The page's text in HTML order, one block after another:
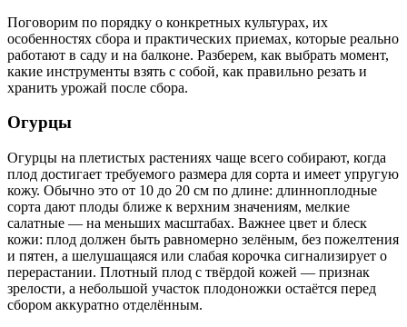
Поговорим по порядку о конкретных культурах, их
особенностях сбора и практических приемах, которые реально
работают в саду и на балконе. Разберем, как выбрать момент,
какие инструменты взять с собой, как правильно резать и
хранить урожай после сбора.
Огурцы
Огурцы на плетистых растениях чаще всего собирают, когда
плод достигает требуемого размера для сорта и имеет упругую
кожу. Обычно это от 10 до 20 см по длине: длинноплодные
сорта дают плоды ближе к верхним значениям, мелкие
салатные — на меньших масштабах. Важнее цвет и блеск
кожи: плод должен быть равномерно зелёным, без пожелтения
и пятен, а шелушащаяся или слабая корочка сигнализирует о
перерастании. Плотный плод с твёрдой кожей — признак
зрелости, а небольшой участок плодоножки остаётся перед
сбором аккуратно отделённым.